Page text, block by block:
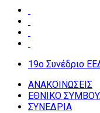
19ο Συνέδριο
ΑΝΑΚΟΙΝΩΣΕΙΣ
ΕΘΝΙΚΟ
ΣΥΝΕΔΡΙΑ